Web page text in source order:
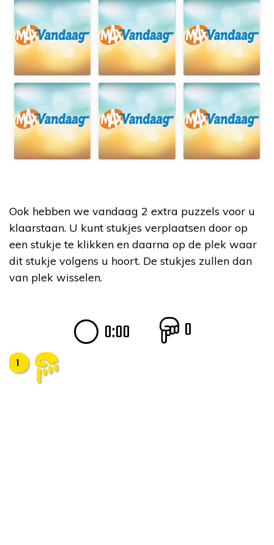
Ook hebben we vandaag 2 extra puzzels voor u
klaarstaan. U kunt stukjes verplaatsen door op
een stukje te klikken en daarna op de plek waar
dit stukje volgens u hoort. De stukjes zullen dan
van plek wisselen.